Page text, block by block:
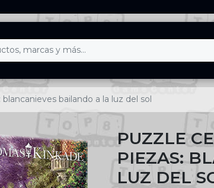
bailando a la luz del sol
PUZZLE
PIEZAS:
LUZ DEL